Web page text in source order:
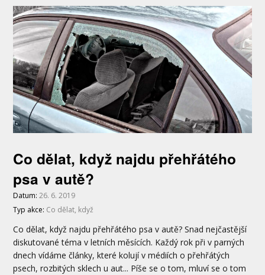
Co dělat, když najdu přehřátého
psa v autě?
Datum:26. 6. 2019
Typ akce: Co dělat, když
Co dělat, když najdu přehřátého psa v autě? Snad nejčastější
diskutované téma v letních měsících. Každý rok při v parných
dnech vídáme články, které kolují v médiích o přehřátých
psech, rozbitých sklech u aut... Píše se o tom, mluví se o tom